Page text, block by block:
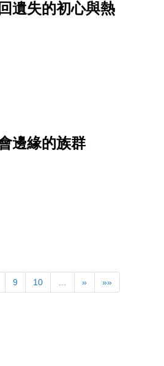
遺失的初心與熱
邊緣的族群
9 10 … » »»